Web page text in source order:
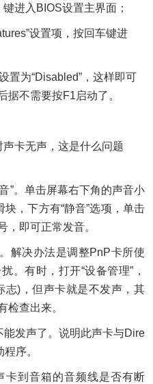
进入BIOS设置主界面；
设置项，按回车键进
置为“Disabled”，这样即可
据不需要按F1启动了。
卡无声，这是什么问题
”。单击屏幕右下角的声音小
，下方有“静音”选项，单击
，即可正常发音。
解决办法是调整PnP卡所使
。有时，打开“设备管理”，
志)，但声卡就是不发声，其
检查出来。
发声了。说明此声卡与Dire
序。
卡到音箱的音频线是否有断